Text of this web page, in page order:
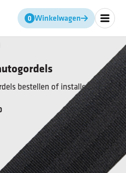
Winkelwagen
Geen producten in de
bestellen of installeren?